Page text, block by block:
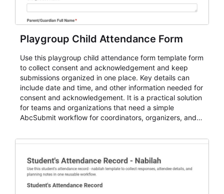
Playgroup Child Attendance Form
Use this playgroup child attendance form template form
to collect consent and acknowledgement and keep
submissions organized in one place. Key details can
include date and time, and other information needed for
consent and acknowledgement. It is a practical solution
for teams and organizations that need a simple
AbcSubmit workflow for coordinators, organizers, and